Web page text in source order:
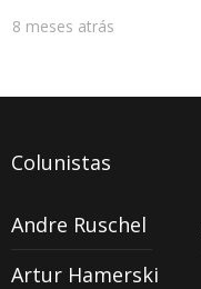
8 meses atrás
Colunistas
Andre Ruschel
Artur Hamerski